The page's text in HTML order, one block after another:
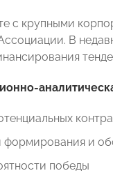
с крупными
В
и
победы